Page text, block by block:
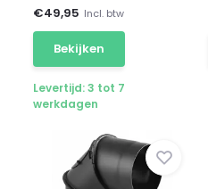
€49,95 Incl. btw
Bekijken
Levertijd: 3 tot 7
werkdagen